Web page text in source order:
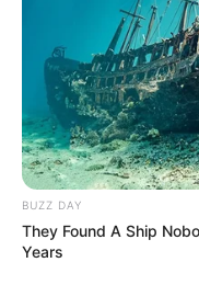
BUZZ DAY
They Found A Ship
Years